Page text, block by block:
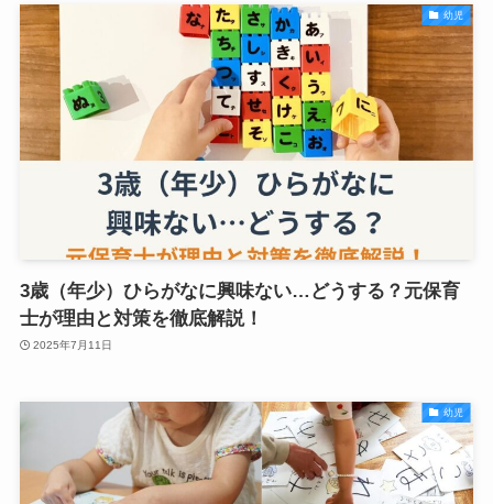
幼児
3歳（年少）ひらがなに興味ない…どうする？元保育
士が理由と対策を徹底解説！
2025年7月11日
幼児